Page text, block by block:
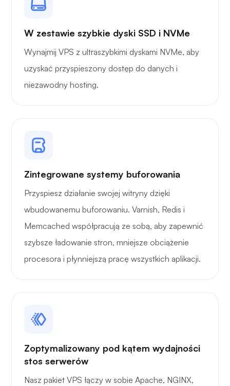
Rentgen
Playtube
Grafana
W zestawie szybkie dyski SSD i NVMe
Wynajmij VPS z ultraszybkimi dyskami NVMe, aby
uzyskać przyspieszony dostęp do danych i
niezawodny hosting.
Zintegrowane systemy buforowania
Przyspiesz działanie swojej witryny dzięki
wbudowanemu buforowaniu. Varnish, Redis i
Memcached współpracują ze sobą, aby zapewnić
szybsze ładowanie stron, mniejsze obciążenie
procesora i płynniejszą pracę wszystkich aplikacji.
Zoptymalizowany pod kątem wydajności
stos serwerów
Nasz pakiet VPS łączy w sobie Apache, NGINX,